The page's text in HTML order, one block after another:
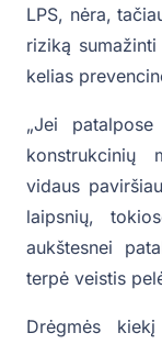
LPS, nėra,
riziką
kelias
„Jei
konstrukcinių
vidaus
laipsnių,
aukštesnei
terpė veistis
Drėgmės